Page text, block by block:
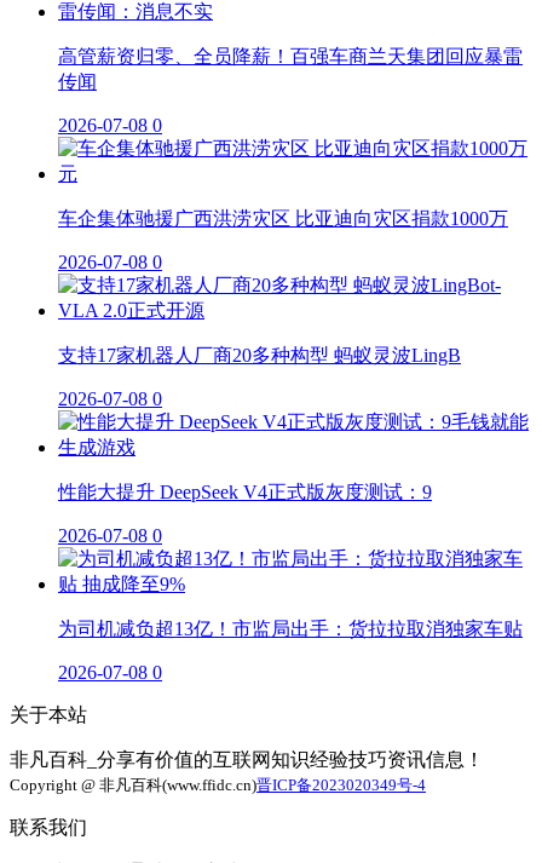
高管薪资归零、全员降薪！百强车商兰天集团回应暴雷
传闻
2026-07-08 0
车企集体驰援广西洪涝灾区 比亚迪向灾区捐款1000万
2026-07-08 0
支持17家机器人厂商20多种构型 蚂蚁灵波LingB
2026-07-08 0
性能大提升 DeepSeek V4正式版灰度测试：9
2026-07-08 0
为司机减负超13亿！市监局出手：货拉拉取消独家车贴
2026-07-08 0
关于本站
非凡百科_分享有价值的互联网知识经验技巧资讯信息！
Copyright @ 非凡百科(www.ffidc.cn)晋ICP备2023020349号-4
联系我们